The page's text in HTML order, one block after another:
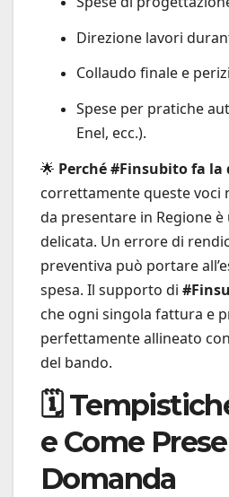
Direzione lavori
Collaudo finale e
Spese per pratiche
Enel, ecc.).
🌟 Perché #Finsubito fa la
correttamente queste voci
da presentare in Regione è
delicata. Un errore di
preventiva può portare
spesa. Il supporto di
che ogni singola fattura e
perfettamente allineato
del bando.
🗓️
e Come
Domanda